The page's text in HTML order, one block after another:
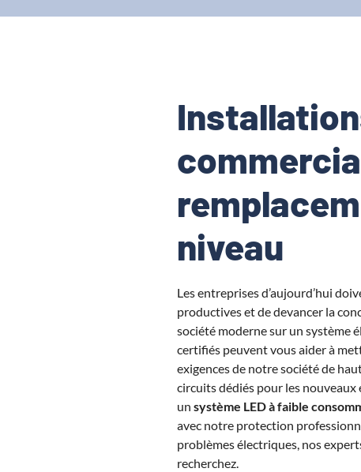
niveau
Les entreprises d’aujourd’hui
productives et de devancer la
société moderne sur un système
certifiés peuvent vous aider à
exigences de notre société de
circuits dédiés pour les
un système LED à faible
avec notre protection
problèmes électriques, nos
recherchez.